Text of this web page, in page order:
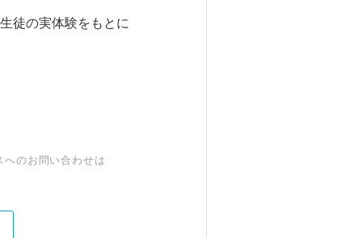
徒の実体験をもとに
のお問い合わせは